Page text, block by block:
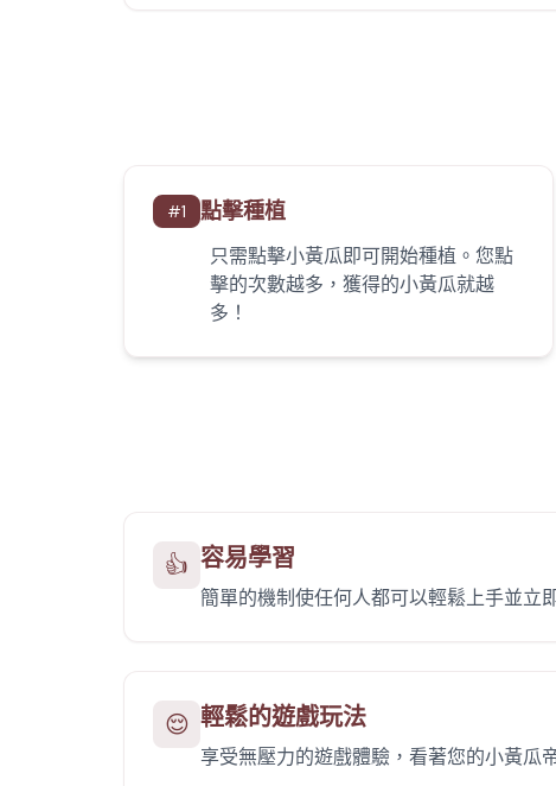
#1 點擊種植
只需點擊小黃瓜即可開始種植。您點
擊的次數越多，獲得的小黃瓜就越
多！
👍 容易學習
簡單的機制使任何人都可以輕鬆上手並立
😌 輕鬆的遊戲玩法
享受無壓力的遊戲體驗，看著您的小黃瓜